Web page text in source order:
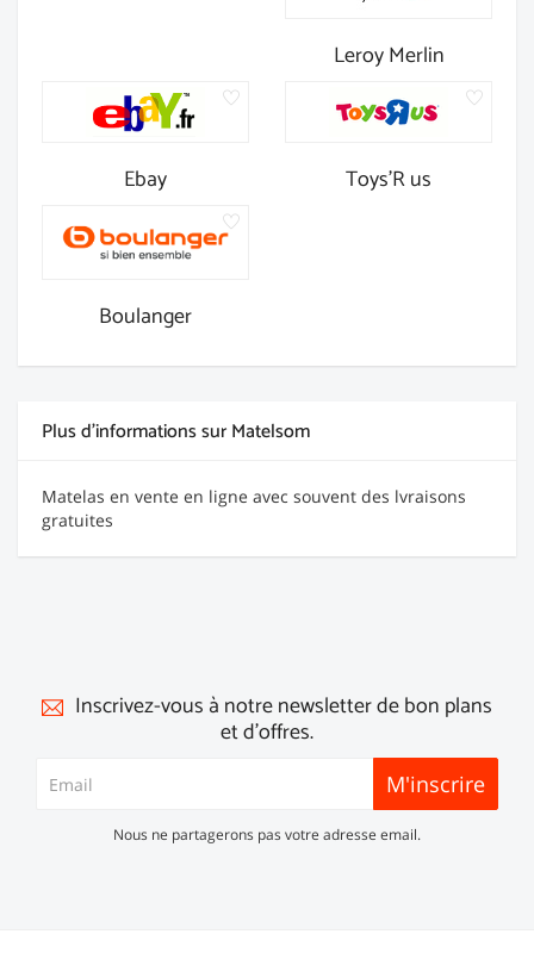
Leroy Merlin
Ebay Toys'R us
Boulanger
Plus d'informations sur Matelsom
Matelas en vente en ligne avec souvent des lvraisons
gratuites
Inscrivez-vous à notre newsletter de bon plans
et d'offres.
M'inscrire
Nous ne partagerons pas votre adresse email.